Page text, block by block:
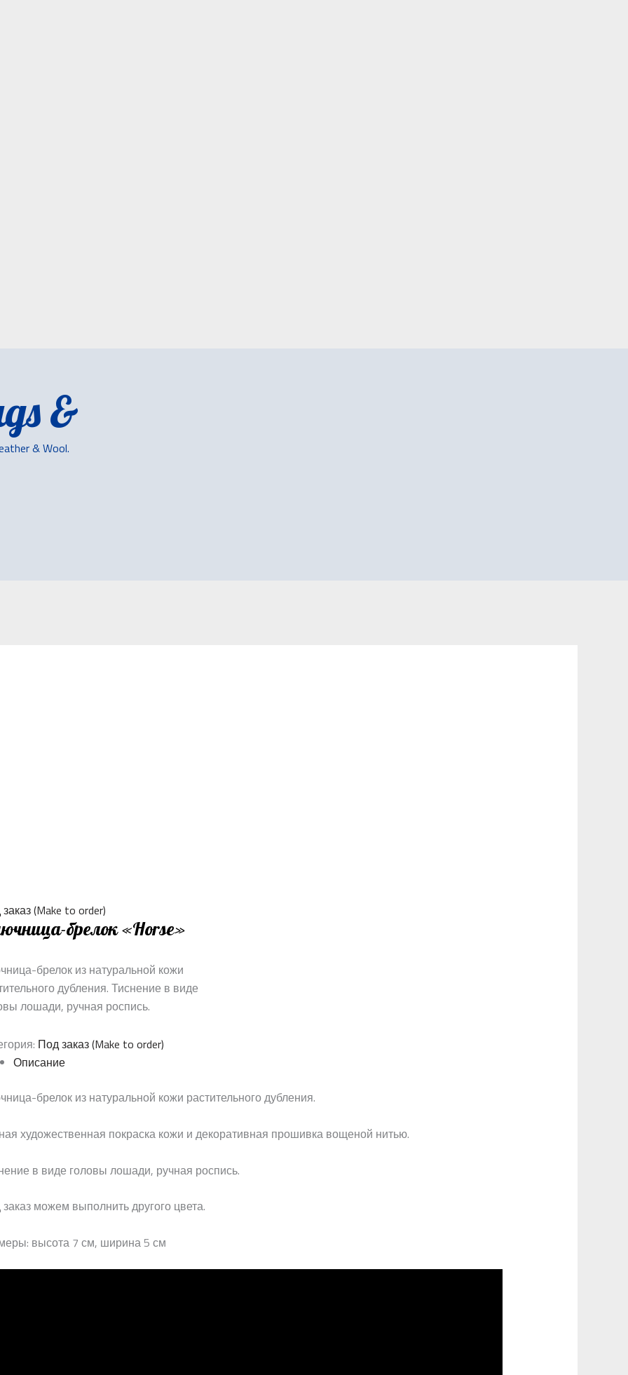
&
& Wool.
(Make to order)
брелок «Horse»
брелок из натуральной кожи
дубления. Тиснение в виде
лошади, ручная роспись.
Под заказ (Make to order)
Описание
брелок из натуральной кожи растительного дубления.
художественная покраска кожи и декоративная прошивка вощеной нитью.
в виде головы лошади, ручная роспись.
можем выполнить другого цвета.
высота 7 см, ширина 5 см